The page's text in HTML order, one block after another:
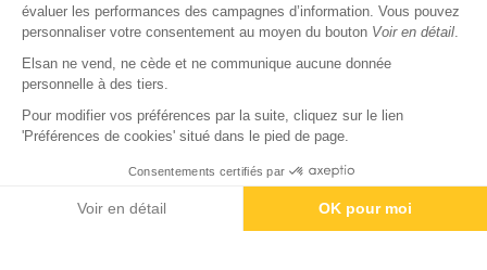
évaluer les performances des campagnes d’information. Vous pouvez
personnaliser votre consentement au moyen du bouton Voir en détail
Elsan ne vend, ne cède et ne communique aucune donnée
personnelle à des tiers.
Pour modifier vos préférences par la suite, cliquez sur le lien
'Préférences de cookies' situé dans le pied de page.
Consentements certifiés par
Voir en détail OK pour moi
© Copyright 2026 Elsan
Mentions Légales-Données personnelles
Agence digitale : VOID